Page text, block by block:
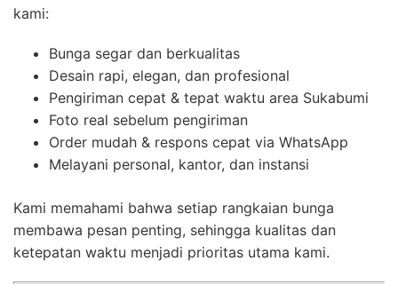
kami:
Bunga segar dan berkualitas
Desain rapi, elegan, dan profesional
Pengiriman cepat & tepat waktu area Sukabumi
Foto real sebelum pengiriman
Order mudah & respons cepat via WhatsApp
Melayani personal, kantor, dan instansi
Kami memahami bahwa setiap rangkaian bunga
membawa pesan penting, sehingga kualitas dan
ketepatan waktu menjadi prioritas utama kami.